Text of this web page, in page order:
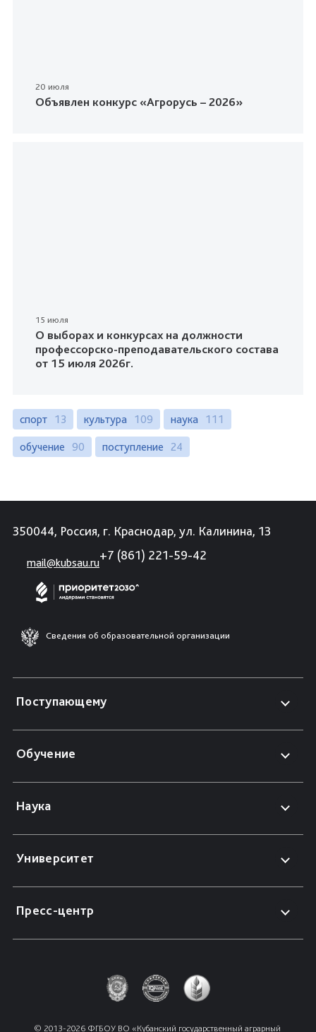
20 июля
Объявлен конкурс «Агрорусь – 2026»
15 июля
О выборах и конкурсах на должности
профессорско-преподавательского состава
от 15 июля 2026г.
спорт 13 культура 109 наука 111
обучение 90 поступление 24
350044, Россия, г. Краснодар, ул. Калинина, 13
mail@kubsau.ru
+7 (861) 221-59-42
Сведения об образовательной организации
Поступающему
Обучение
Наука
Университет
Пресс-центр
© 2013-2026 ФГБОУ ВО «Кубанский государственный аграрный